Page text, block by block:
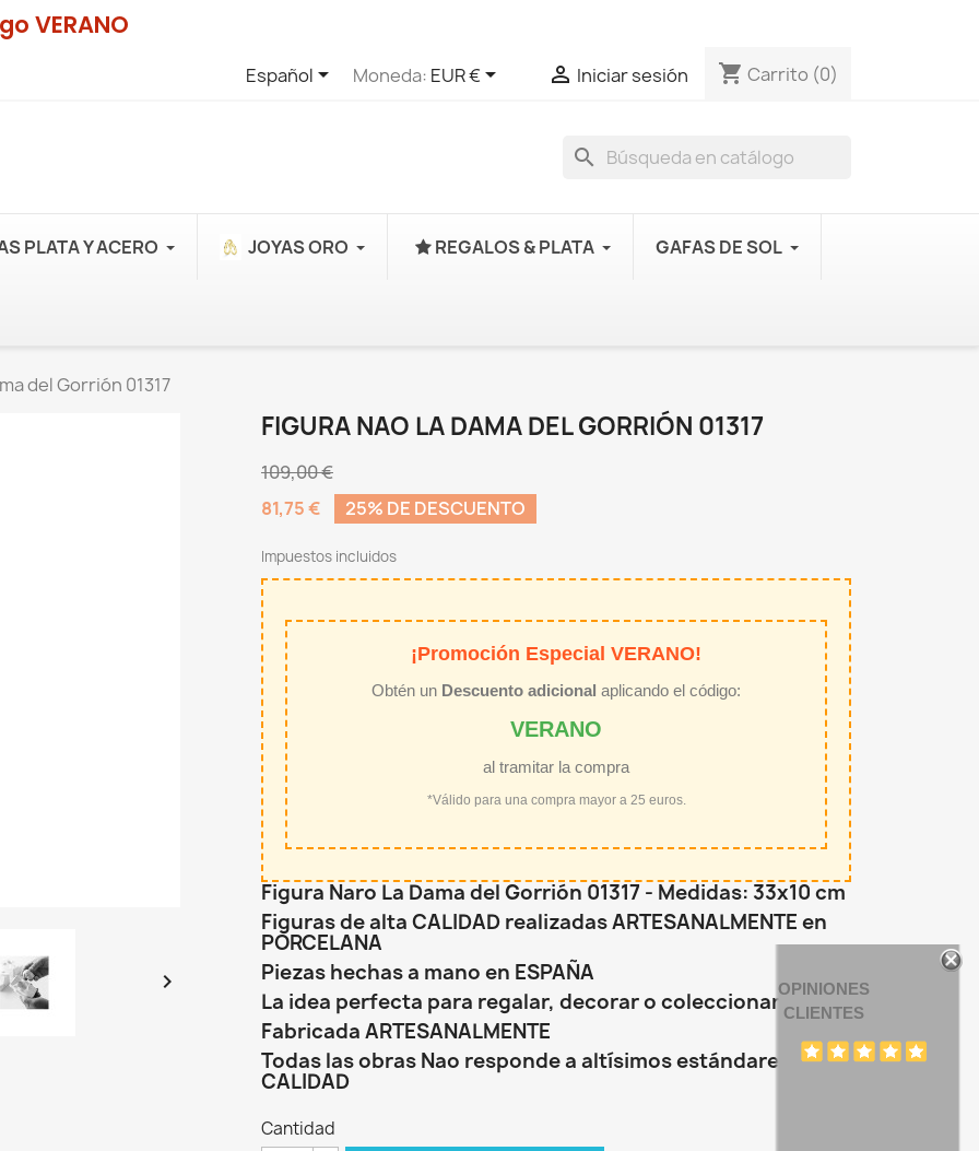
VERANO
Español Moneda: EUR €  Iniciar sesión shopping_cart Carrito (0)
search
PLATA Y ACERO JOYAS ORO REGALOS & PLATA GAFAS DE SOL
del Gorrión 01317

FIGURA NAO LA DAMA DEL GORRIÓN 01317
109,00 €
81,75 €
25% DE DESCUENTO
Impuestos incluidos
¡Promoción Especial VERANO!
Obtén un Descuento adicional aplicando el código:
VERANO
al tramitar la compra
*Válido para una compra mayor a 25 euros.
Figura Naro La Dama del Gorrión 01317 - Medidas: 33x10 cm
Figuras de alta CALIDAD realizadas ARTESANALMENTE en
PORCELANA
Piezas hechas a mano en ESPAÑA
La idea perfecta para regalar, decorar o coleccionar.
Fabricada ARTESANALMENTE
Todas las obras Nao responde a altísimos estándares de
CALIDAD
Cantidad
OPINIONES
CLIENTES